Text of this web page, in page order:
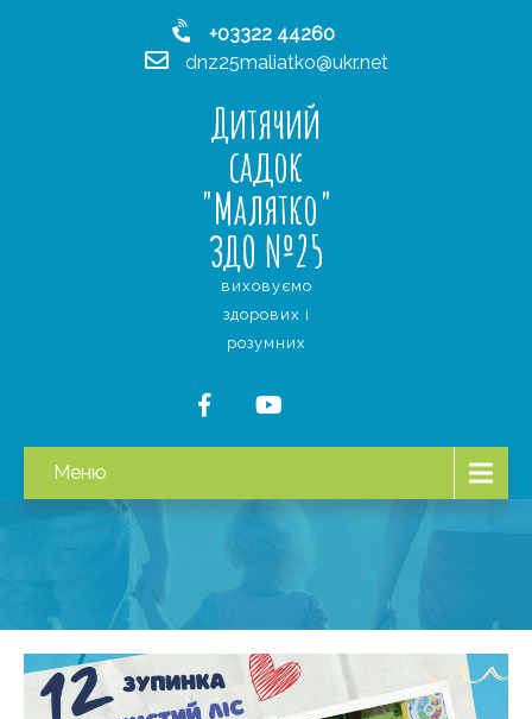
+03322 44260
dnz25maliatko@ukr.net
Дитячий
садок
"Малятко"
ЗДО №25
виховуємо
здорових і
розумних
Меню